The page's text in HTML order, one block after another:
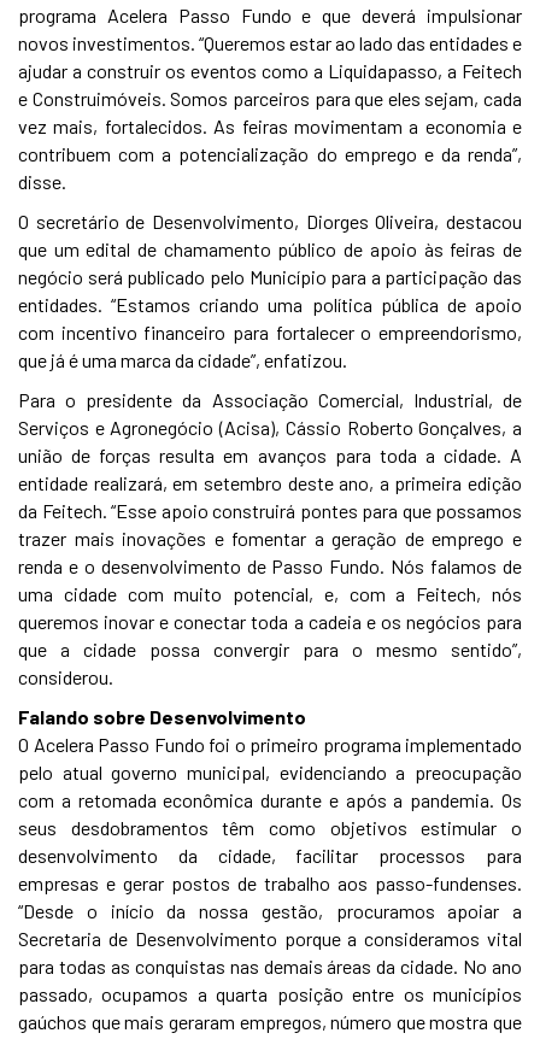
programa Acelera Passo Fundo e que deverá impulsionar
novos investimentos. “Queremos estar ao lado das entidades e
ajudar a construir os eventos como a Liquidapasso, a Feitech
e Construimóveis. Somos parceiros para que eles sejam, cada
vez mais, fortalecidos. As feiras movimentam a economia e
contribuem com a potencialização do emprego e da renda”,
disse.
O secretário de Desenvolvimento, Diorges Oliveira, destacou
que um edital de chamamento público de apoio às feiras de
negócio será publicado pelo Município para a participação das
entidades. “Estamos criando uma política pública de apoio
com incentivo financeiro para fortalecer o empreendorismo,
que já é uma marca da cidade”, enfatizou.
Para o presidente da Associação Comercial, Industrial, de
Serviços e Agronegócio (Acisa), Cássio Roberto Gonçalves, a
união de forças resulta em avanços para toda a cidade. A
entidade realizará, em setembro deste ano, a primeira edição
da Feitech. “Esse apoio construirá pontes para que possamos
trazer mais inovações e fomentar a geração de emprego e
renda e o desenvolvimento de Passo Fundo. Nós falamos de
uma cidade com muito potencial, e, com a Feitech, nós
queremos inovar e conectar toda a cadeia e os negócios para
que a cidade possa convergir para o mesmo sentido”,
considerou.
Falando sobre Desenvolvimento
O Acelera Passo Fundo foi o primeiro programa implementado
pelo atual governo municipal, evidenciando a preocupação
com a retomada econômica durante e após a pandemia. Os
seus desdobramentos têm como objetivos estimular o
desenvolvimento da cidade, facilitar processos para
empresas e gerar postos de trabalho aos passo-fundenses.
“Desde o início da nossa gestão, procuramos apoiar a
Secretaria de Desenvolvimento porque a consideramos vital
para todas as conquistas nas demais áreas da cidade. No ano
passado, ocupamos a quarta posição entre os municípios
gaúchos que mais geraram empregos, número que mostra que